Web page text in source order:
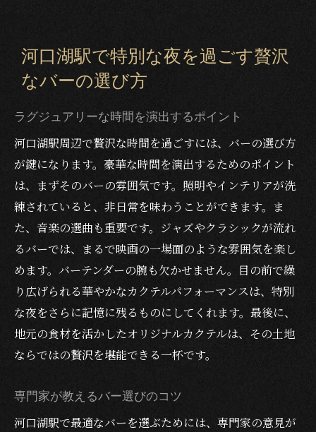
河口湖駅で特別な夜を過ごす贅沢
なバーの選び方
ラグジュアリーな時間を演出するポイント
河口湖駅周辺で贅沢な時間を過ごすには、バーの選び方
が鍵になります。豪華な時間を演出するためのポイント
は、まずそのバーの雰囲気です。照明やインテリアが洗
練されていると、非日常を味わうことができます。ま
た、音楽の選曲も重要です。ジャズやクラシックが流れ
るバーでは、まるで映画の一場面のような雰囲気を楽し
めます。バーテンダーの腕も欠かせません。目の前で繰
り広げられる華やかなカクテルパフォーマンスは、特別
な夜をさらに記憶に残るものにしてくれます。最後に、
地元の食材を活かしたオリジナルカクテルは、その土地
ならではの贅沢を堪能できる一杯です。
専門家が教えるバー選びのコツ
河口湖駅で最適なバーを選ぶためには、専門家の意見が